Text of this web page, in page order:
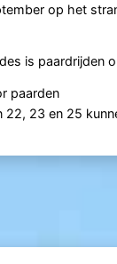
op het
is paardrijden
paarden
23 en 25